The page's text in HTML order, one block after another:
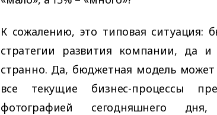
К сожалению, это типовая ситуация:
стратегии развития компании, да
странно. Да, бюджетная модель
все текущие бизнес-процессы
фотографией сегодняшнего